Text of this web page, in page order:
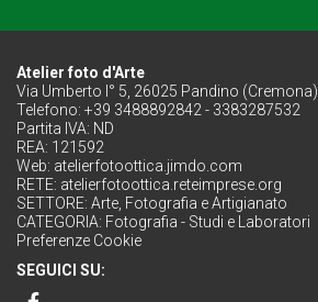
Atelier foto d'Arte
Via Umberto I° 5, 26025 Pandino (Cremona)
Telefono: +39 3488892842 - 3383287532
Partita IVA: ND
REA: 121592
Web: atelierfotoottica.jimdo.com
RETE: atelierfotoottica.reteimprese.org
SETTORE: Arte, Fotografia e Artigianato
CATEGORIA: Fotografia - Studi e Laboratori
Preferenze Cookie
SEGUICI SU: